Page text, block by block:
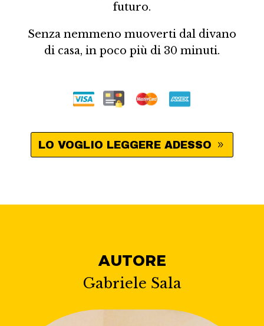
futuro.
Senza nemmeno muoverti dal divano
di casa, in poco più di 30 minuti.
LO VOGLIO LEGGERE ADESSO
AUTORE
Gabriele Sala